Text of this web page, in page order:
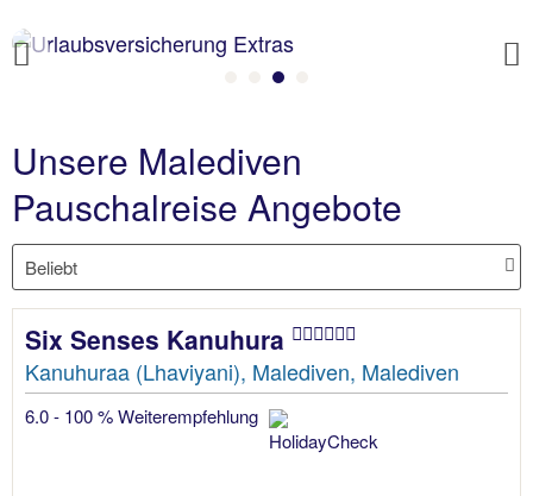
Previous
Unsere Malediven
Pauschalreise Angebote
Six Senses Kanuhura
Kanuhuraa (Lhaviyani), Malediven, Malediven
6.0 - 100 % Weiterempfehlung